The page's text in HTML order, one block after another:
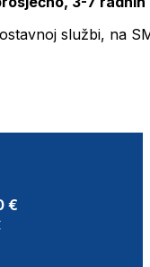
službi, na
€